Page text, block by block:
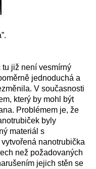
tu již není vesmírný
jednoduchá a
V současnosti
který by mohl být
Problémem je, že
byly
materiál s
nanotrubička
než požadovaných
jejich stěn se